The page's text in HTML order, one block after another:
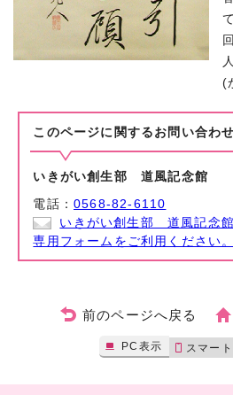
(
このページに関する お問い合わせ
いきがい創生部 道風記念館
電話：0568-82-6110
いきがい創生部 道風記念
専用フォームをご利用ください。
前のページへ戻る
PC表示 スマー